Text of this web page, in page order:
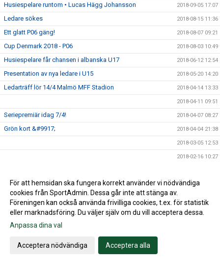
Husiespelare runtom • Lucas Hägg Johansson 2018-09-05 17:07
Ledare sökes 2018-08-15 11:36
Ett glatt P06 gäng! 2018-08-07 09:21
Cup Denmark 2018 - P06 2018-08-03 10:49
Husiespelare får chansen i albanska U17 2018-06-12 12:54
Presentation av nya ledare i U15 2018-05-20 14:20
Ledarträff lör 14/4 Malmö MFF Stadion 2018-04-14 13:33
2018-04-11 09:51
Seriepremiär idag 7/4! 2018-04-07 08:27
Grön kort &#9917; 2018-04-04 21:38
2018-03-05 12:53
2018-02-16 10:27
U15 vinner Skånecupen! 2018-01-05 12:01
Husie IF på Facebook
2017-08-21 09:37
För att hemsidan ska fungera korrekt använder vi nödvändiga
cookies från SportAdmin. Dessa går inte att stänga av.
Föreningen kan också använda frivilliga cookies, t.ex. för statistik
eller marknadsföring. Du väljer själv om du vill acceptera dessa.
Anpassa dina val
Acceptera nödvändiga Acceptera alla